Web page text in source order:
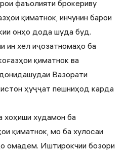
фаъолияти брокериву
қиматнок, инчунин барои
онҳо дода шуда буд.
ин хел иҷозатномаҳо ба
қиматнок ва
Вазорати
ҳуҷҷат пешниҳод карда
хоҳиши худамон ба
қиматнок, мо ба хулосаи
омадем. Иштирокчии бозори